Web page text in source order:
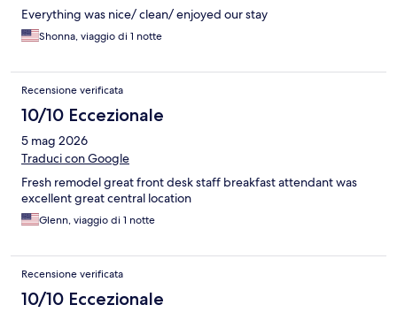
Everything was nice/ clean/ enjoyed our stay
Shonna, viaggio di 1 notte
Recensione verificata
10/10 Eccezionale
5 mag 2026
Traduci con Google
Fresh remodel great front desk staff breakfast attendant was
excellent great central location
Glenn, viaggio di 1 notte
Recensione verificata
10/10 Eccezionale